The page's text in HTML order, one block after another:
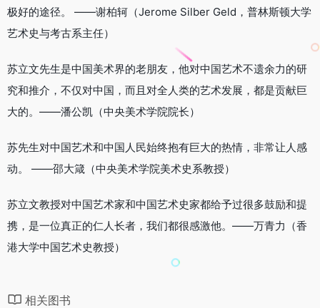
极好的途径。 ——谢柏轲（Jerome Silber Geld，普林斯顿大学
艺术史与考古系主任）
苏立文先生是中国美术界的老朋友，他对中国艺术不遗余力的研
究和推介，不仅对中国，而且对全人类的艺术发展，都是贡献巨
大的。——潘公凯（中央美术学院院长）
苏先生对中国艺术和中国人民始终抱有巨大的热情，非常让人感
动。 ——邵大箴（中央美术学院美术史系教授）
苏立文教授对中国艺术家和中国艺术史家都给予过很多鼓励和提
携，是一位真正的仁人长者，我们都很感激他。——万青力（香
港大学中国艺术史教授）
相关图书